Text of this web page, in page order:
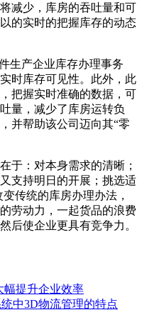
减少，库房的吞吐量和可
的实时的把握库存的动态
生产企业库存办理事务
时库存可见性。此外，此
把握实时准确的数据，可
量，减少了库房运转负
并帮助该公司迈向其“零
于：对本身需求的清晰；
支持明日的开展；挑选适
传统的库房办理办法，
劳动力，一起货品的浪费
后使企业更具有竞争力。
幅提升企业效率
中3D物流管理的特点